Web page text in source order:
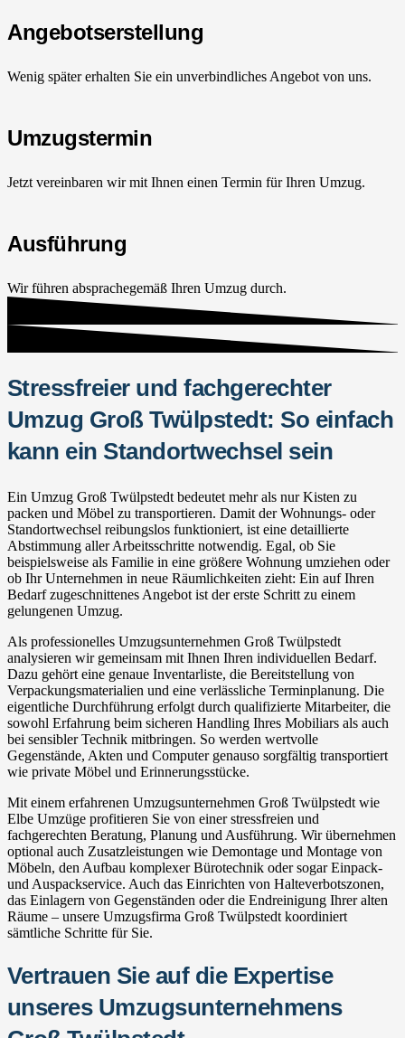
Angebotserstellung
Wenig später erhalten Sie ein unverbindliches Angebot von uns.
Umzugstermin
Jetzt vereinbaren wir mit Ihnen einen Termin für Ihren Umzug.
Ausführung
Wir führen absprachegemäß Ihren Umzug durch.
Stressfreier und fachgerechter
Umzug Groß Twülpstedt: So einfach
kann ein Standortwechsel sein
Ein Umzug Groß Twülpstedt bedeutet mehr als nur Kisten zu
packen und Möbel zu transportieren. Damit der Wohnungs- oder
Standortwechsel reibungslos funktioniert, ist eine detaillierte
Abstimmung aller Arbeitsschritte notwendig. Egal, ob Sie
beispielsweise als Familie in eine größere Wohnung umziehen oder
ob Ihr Unternehmen in neue Räumlichkeiten zieht: Ein auf Ihren
Bedarf zugeschnittenes Angebot ist der erste Schritt zu einem
gelungenen Umzug.
Als professionelles Umzugsunternehmen Groß Twülpstedt
analysieren wir gemeinsam mit Ihnen Ihren individuellen Bedarf.
Dazu gehört eine genaue Inventarliste, die Bereitstellung von
Verpackungsmaterialien und eine verlässliche Terminplanung. Die
eigentliche Durchführung erfolgt durch qualifizierte Mitarbeiter, die
sowohl Erfahrung beim sicheren Handling Ihres Mobiliars als auch
bei sensibler Technik mitbringen. So werden wertvolle
Gegenstände, Akten und Computer genauso sorgfältig transportiert
wie private Möbel und Erinnerungsstücke.
Mit einem erfahrenen Umzugsunternehmen Groß Twülpstedt wie
Elbe Umzüge profitieren Sie von einer stressfreien und
fachgerechten Beratung, Planung und Ausführung. Wir übernehmen
optional auch Zusatzleistungen wie Demontage und Montage von
Möbeln, den Aufbau komplexer Bürotechnik oder sogar Einpack-
und Auspackservice. Auch das Einrichten von Halteverbotszonen,
das Einlagern von Gegenständen oder die Endreinigung Ihrer alten
Räume – unsere Umzugsfirma Groß Twülpstedt koordiniert
sämtliche Schritte für Sie.
Vertrauen Sie auf die Expertise
unseres Umzugsunternehmens